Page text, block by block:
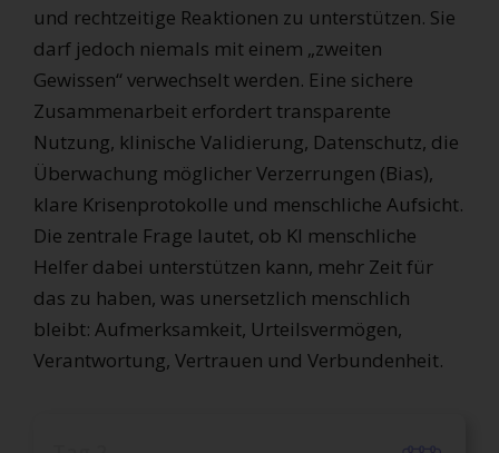
und rechtzeitige Reaktionen zu unterstützen. Sie
darf jedoch niemals mit einem „zweiten
Gewissen“ verwechselt werden. Eine sichere
Zusammenarbeit erfordert transparente
Nutzung, klinische Validierung, Datenschutz, die
Überwachung möglicher Verzerrungen (Bias),
klare Krisenprotokolle und menschliche Aufsicht.
Die zentrale Frage lautet, ob KI menschliche
Helfer dabei unterstützen kann, mehr Zeit für
das zu haben, was unersetzlich menschlich
bleibt: Aufmerksamkeit, Urteilsvermögen,
Verantwortung, Vertrauen und Verbundenheit.